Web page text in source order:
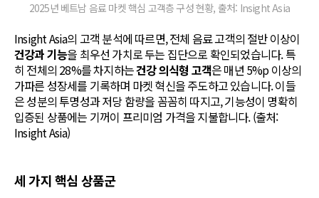
2025년 베트남 음료 마켓 핵심 고객층 구성 현황, 출처: Insight Asia
Insight Asia의 고객 분석에 따르면, 전체 음료 고객의 절반 이상이
건강과 기능을 최우선 가치로 두는 집단으로 확인되었습니다. 특
히 전체의 28%를 차지하는건강 의식형 고객은 매년 5%p 이상의
가파른 성장세를 기록하며 마켓 혁신을 주도하고 있습니다. 이들
은 성분의 투명성과 저당 함량을 꼼꼼히 따지고, 기능성이 명확히
입증된 상품에는 기꺼이 프리미엄 가격을 지불합니다. (출처:
Insight Asia)
세 가지 핵심 상품군